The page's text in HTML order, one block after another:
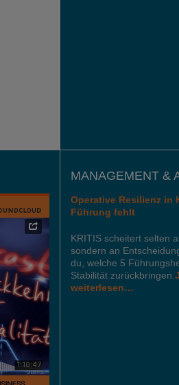
MANAGEMENT &
Operative Resilienz in
Führung fehlt
KRITIS scheitert selten
sondern an
du, welche 5
Stabilität zurückbringen.
weiterlesen…